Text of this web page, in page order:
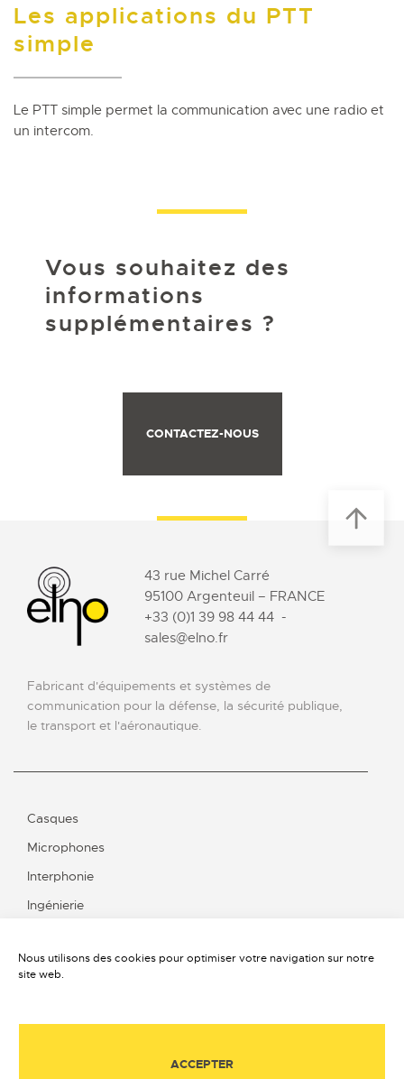
Nous utilisons des cookies pour optimiser votre navigation sur notre
site web.
ACCEPTER
Les applications du PTT
simple
Le PTT simple permet la communication avec une radio et
un intercom.
Vous souhaitez des
informations
supplémentaires ?
CONTACTEZ-NOUS
43 rue Michel Carré
95100 Argenteuil – FRANCE
+33 (0)1 39 98 44 44-
sales@elno.fr
Fabricant d'équipements et systèmes de
communication pour la défense, la sécurité publique,
le transport et l'aéronautique.
Casques
Microphones
Interphonie
Ingénierie
Qui sommes-nous ?